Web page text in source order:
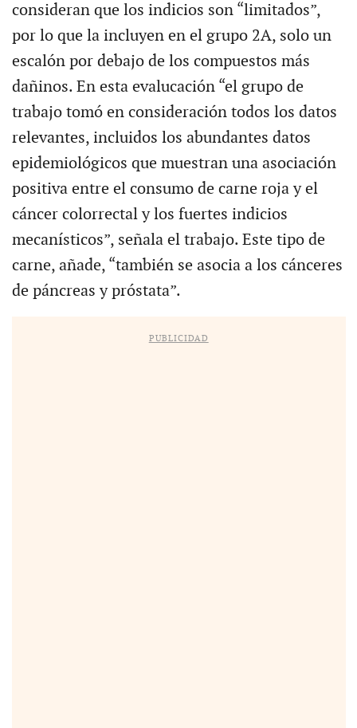
consideran que los indicios son “limitados”,
por lo que la incluyen en el grupo 2A, solo un
escalón por debajo de los compuestos más
dañinos. En esta evalucación “el grupo de
trabajo tomó en consideración todos los datos
relevantes, incluidos los abundantes datos
epidemiológicos que muestran una asociación
positiva entre el consumo de carne roja y el
cáncer colorrectal y los fuertes indicios
mecanísticos”, señala el trabajo. Este tipo de
carne, añade, “también se asocia a los cánceres
de páncreas y próstata”.
PUBLICIDAD